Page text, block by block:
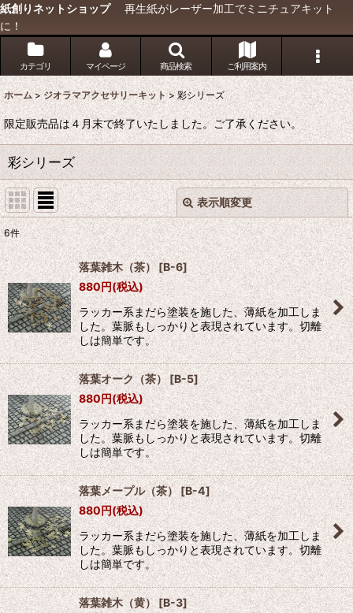
紙創りネットショップ再生紙がレーザー加工でミニチュアキット
に！
カテゴリ マイページ 商品検索 ご利用案内
ホーム > ジオラマアクセサリーキット > 彩シリーズ
限定販売品は４月末で終了いたしました。ご了承ください。
彩シリーズ
表示順変更
表示数:
並び順:
絞り込む
閉じる
6件
落葉雑木（茶）[B-6]
880円(税込)
ラッカー系まだら塗装を施した、薄紙を加工しま
した。葉脈もしっかりと表現されています。切離
しは簡単です。
落葉オーク（茶） [B-5]
880円(税込)
ラッカー系まだら塗装を施した、薄紙を加工しま
した。葉脈もしっかりと表現されています。切離
しは簡単です。
落葉メープル（茶） [B-4]
880円(税込)
ラッカー系まだら塗装を施した、薄紙を加工しま
した。葉脈もしっかりと表現されています。切離
しは簡単です。
落葉雑木（黄） [B-3]